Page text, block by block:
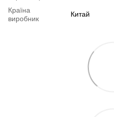
Країна
виробник
Китай